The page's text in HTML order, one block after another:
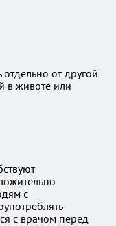
от другой
в животе или
с
с врачом перед